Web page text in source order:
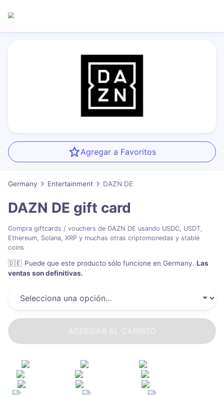
Agregar a Favoritos
Germany Entertainment DAZN DE
DAZN DE gift card
Compra giftcards / vouchers de DAZN DE usando USDC, USDT,
Ethereum, Solana, XRP y muchas otras criptomonedas y stable
coins
🇩🇪 Puede que este producto sólo funcione en Germany. Las
ventas son definitivas.